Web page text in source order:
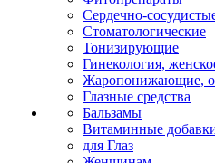
Сердечно-
Стоматологические
Тонизирующие
Гинекология,
Жаропонижающие,
Глазные средства
Бальзамы
Витаминные
для Глаз